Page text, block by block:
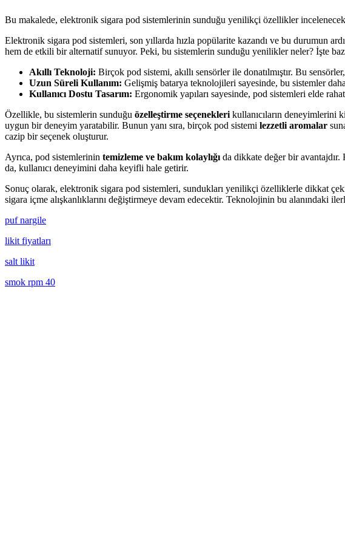
Bu makalede, elektronik sigara pod sistemlerinin sunduğu yenilikçi özellikler
Elektronik sigara pod sistemleri, son yıllarda hızla popülarite kazandı ve bu durumun
hem de etkili bir alternatif sunuyor. Peki, bu sistemlerin sunduğu yenilikler neler? İşte
Akıllı Teknoloji: Birçok pod sistemi, akıllı sensörler ile donatılmıştır. Bu
Uzun Süreli Kullanım: Gelişmiş batarya teknolojileri sayesinde, bu sistemler
Kullanıcı Dostu Tasarım: Ergonomik yapıları sayesinde, pod sistemleri elde
Özellikle, bu sistemlerin sunduğu özelleştirme seçenekleri kullanıcıların deneyimlerini
uygun bir deneyim yaratabilir. Bunun yanı sıra, birçok pod sistemi lezzetli aromalar
cazip bir seçenek oluşturur.
Ayrıca, pod sistemlerinin temizleme ve bakım kolaylığı da dikkate değer bir avantajdır.
da, kullanıcı deneyimini daha keyifli hale getirir.
Sonuç olarak, elektronik sigara pod sistemleri, sundukları yenilikçi özelliklerle dikkat
sigara içme alışkanlıklarını değiştirmeye devam edecektir. Teknolojinin bu alanındaki
puf nargile
likit fiyatları
salt likit
smok rpm 40